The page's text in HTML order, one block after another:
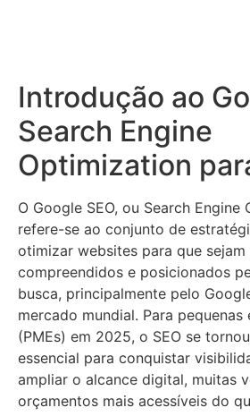
Introdução ao
Search Engine
Optimization
O Google SEO, ou Search Engine
refere-se ao conjunto de
otimizar websites para que sejam
compreendidos e posicionados
busca, principalmente pelo
mercado mundial. Para pequenas
(PMEs) em 2025, o SEO se
essencial para conquistar
ampliar o alcance digital, muitas
orçamentos mais acessíveis do